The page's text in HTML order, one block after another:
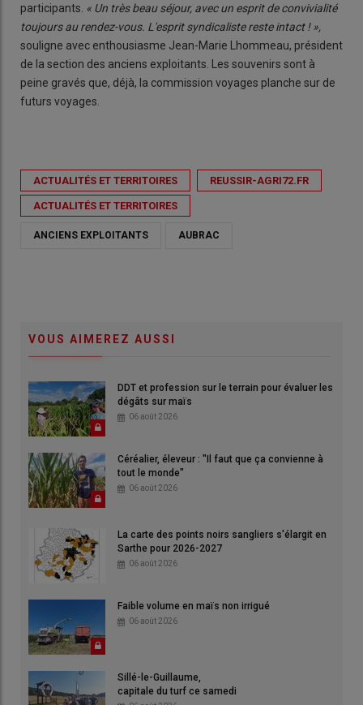
participants. « Un très beau séjour, avec un esprit de convivialité
toujours au rendez-vous. L'esprit syndicaliste reste intact ! »,
souligne avec enthousiasme Jean-Marie Lhommeau, président
de la section des anciens exploitants. Les souvenirs sont à
peine gravés que, déjà, la commission voyages planche sur de
futurs voyages.
ACTUALITÉS ET TERRITOIRES REUSSIR-AGRI72.FR
ACTUALITÉS ET TERRITOIRES
ANCIENS EXPLOITANTS AUBRAC
VOUS AIMEREZ AUSSI
DDT et profession sur le terrain pour évaluer les
dégâts sur maïs
06 août 2026
Céréalier, éleveur : "Il faut que ça convienne à
tout le monde"
06 août 2026
La carte des points noirs sangliers s'élargit en
Sarthe pour 2026-2027
06 août 2026
Faible volume en maïs non irrigué
06 août 2026
Sillé-le-Guillaume,
capitale du turf ce samedi